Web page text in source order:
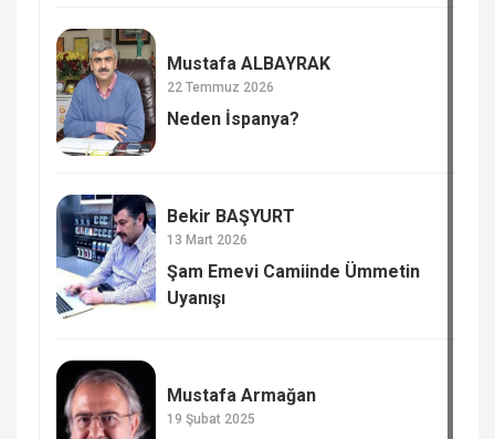
Mustafa ALBAYRAK
22 Temmuz 2026
Neden İspanya?
Bekir BAŞYURT
13 Mart 2026
Şam Emevi Camiinde Ümmetin
Uyanışı
Mustafa Armağan
19 Şubat 2025